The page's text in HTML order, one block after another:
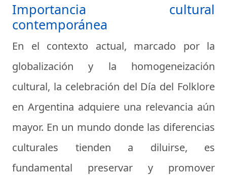
Importancia cultural
contemporánea
En el contexto actual, marcado por la
globalización y la homogeneización
cultural, la celebración del Día del Folklore
en Argentina adquiere una relevancia aún
mayor. En un mundo donde las diferencias
culturales tienden a diluirse, es
fundamental preservar y promover